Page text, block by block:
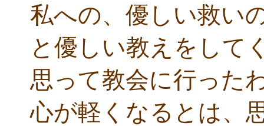
私への、優しい救い
と優しい教えをして
思って教会に行った
心が軽くなるとは、